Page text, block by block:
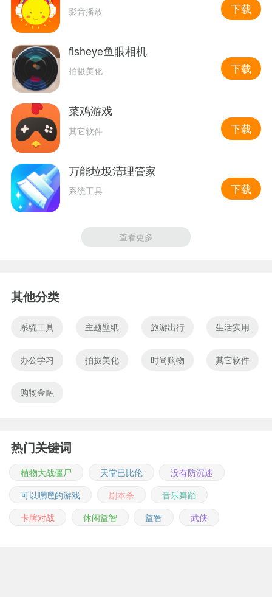
影音播放 下载
fisheye鱼眼相机
拍摄美化 下载
菜鸡游戏
其它软件 下载
万能垃圾清理管家
系统工具 下载
查看更多
其他分类
系统工具 主题壁纸 旅游出行 生活实用
办公学习 拍摄美化 时尚购物 其它软件
购物金融
热门关键词
植物大战僵尸 天堂巴比伦
没有防沉迷
可以嘿嘿的游戏
剧本杀
音乐舞蹈
卡牌对战
休闲益智 益智 武侠